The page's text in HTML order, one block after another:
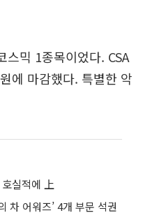
스믹 1종목이었다. CSA
에 마감했다. 특별한 악
실적에 上
차 어워즈’ 4개 부문 석권